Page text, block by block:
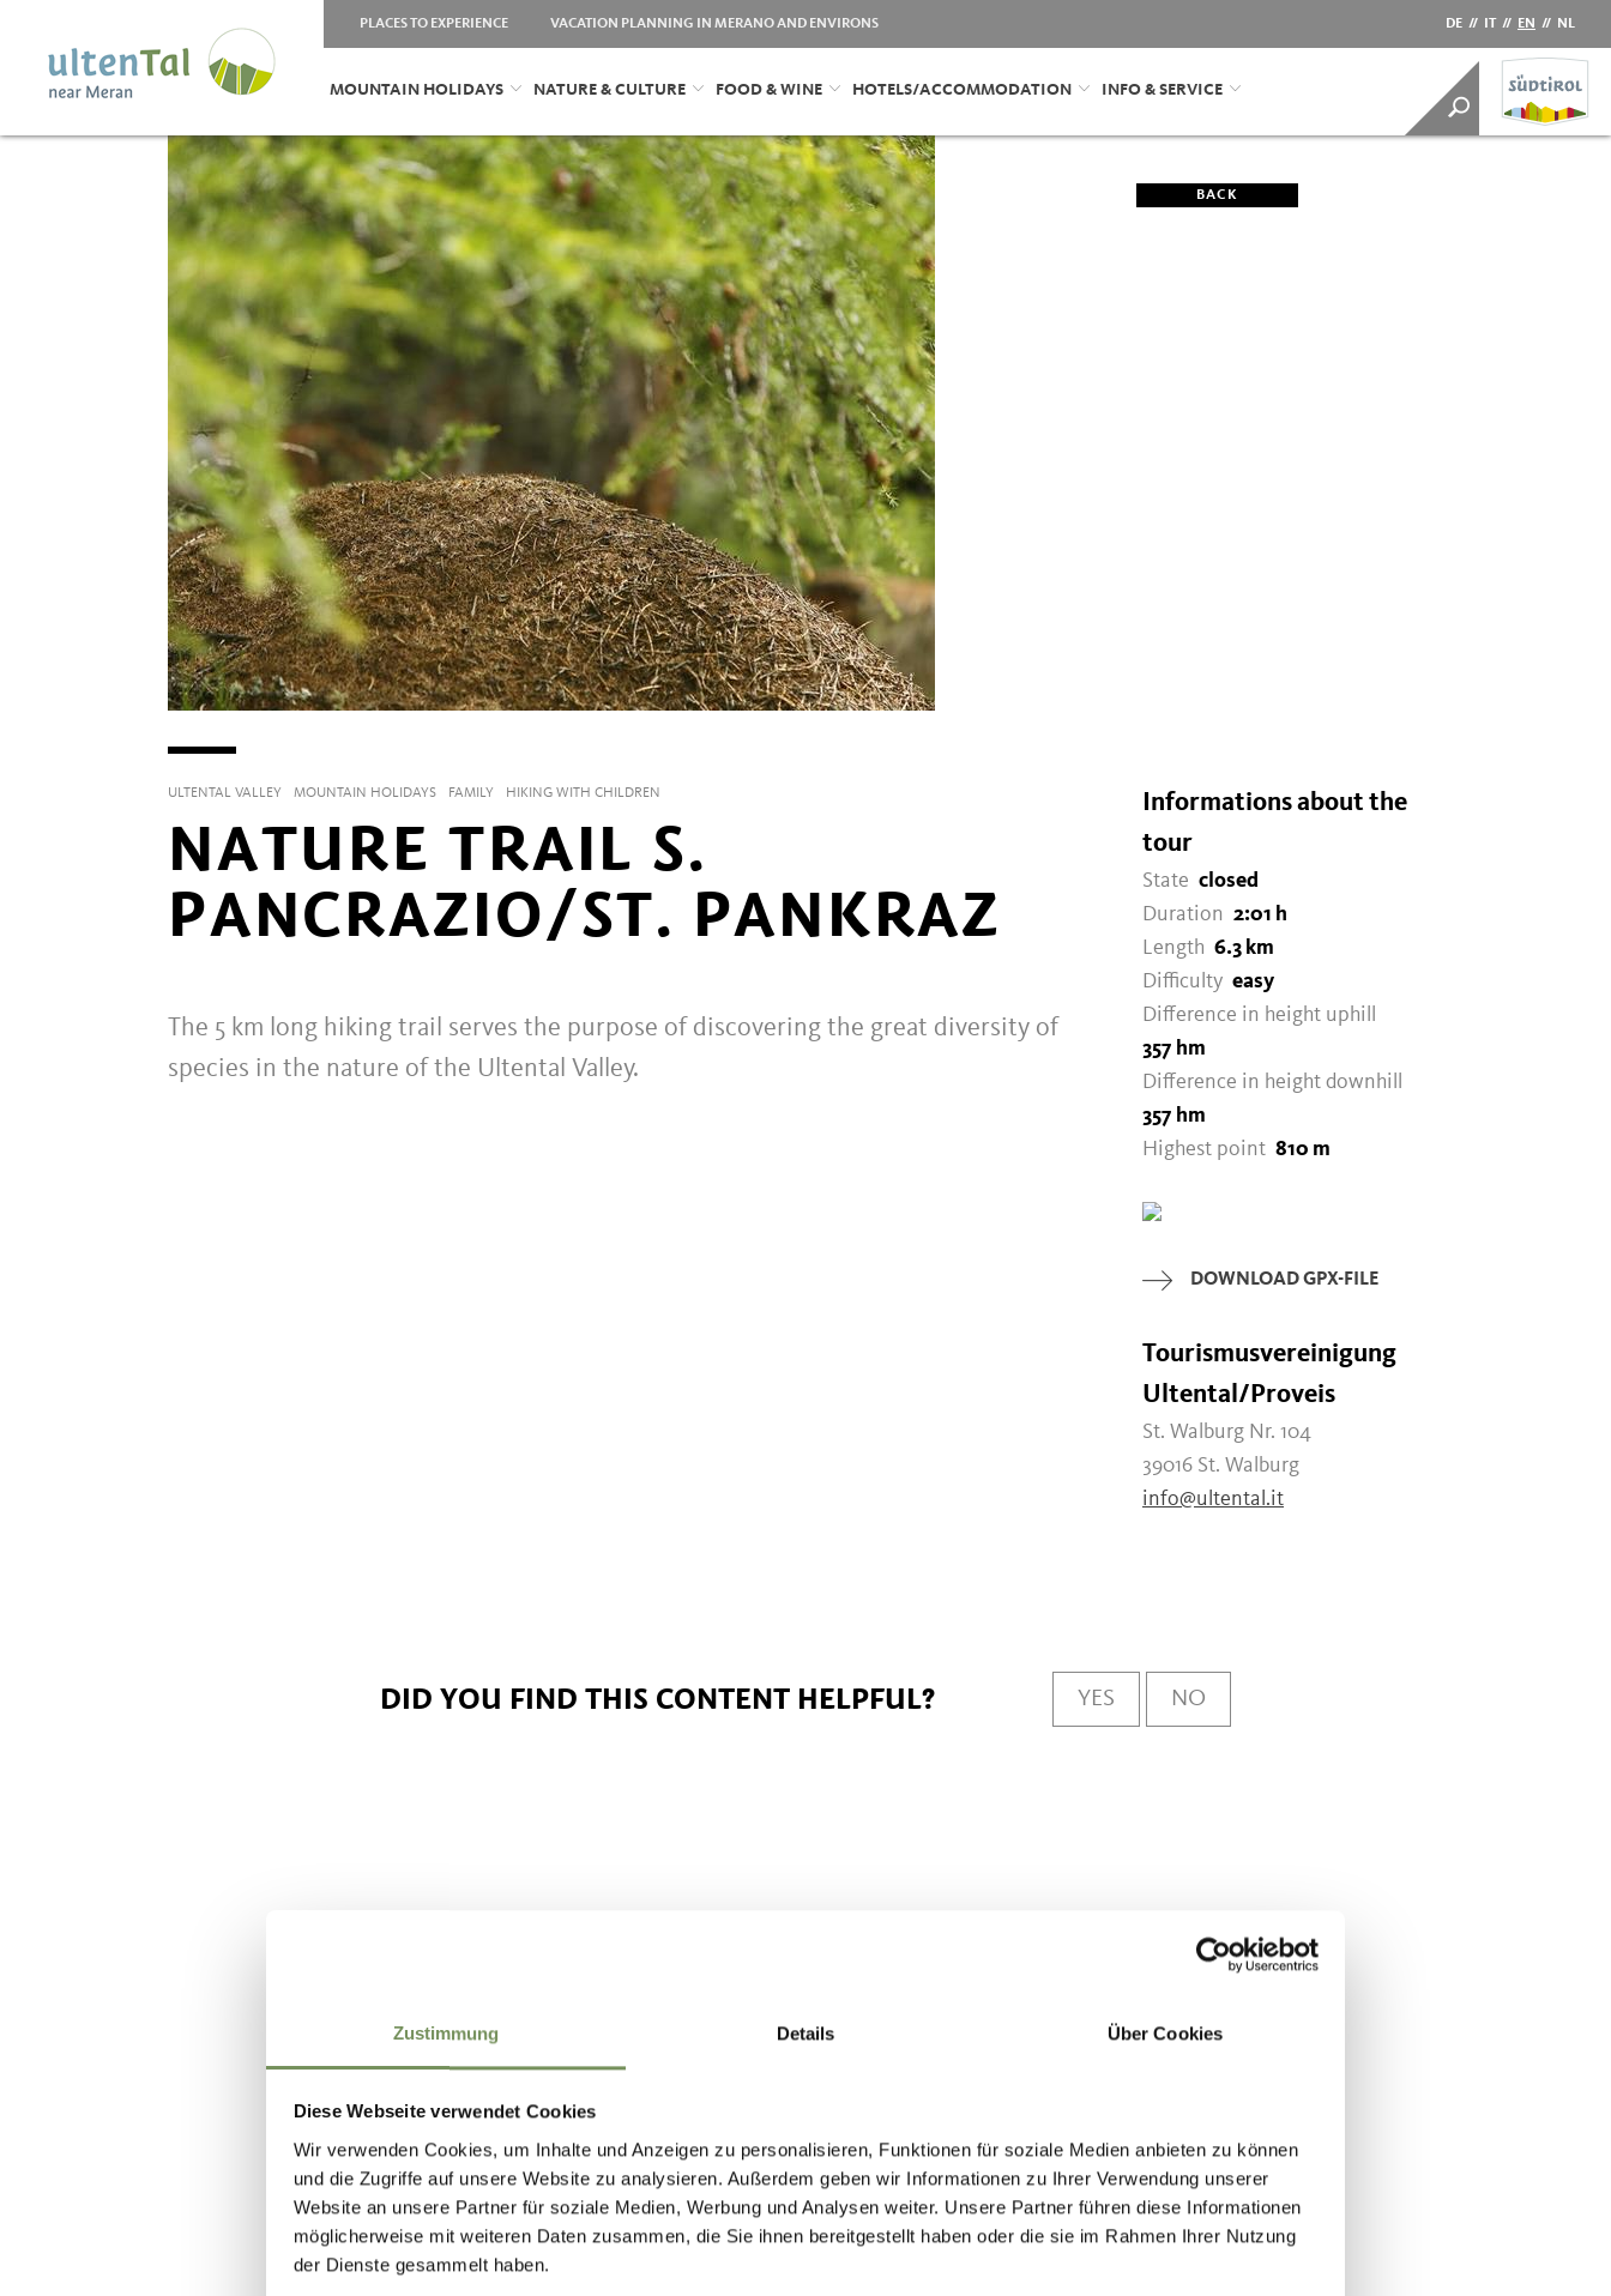
Zustimmung Details Über Cookies
Diese Webseite verwendet Cookies
Wir verwenden Cookies, um Inhalte und Anzeigen zu personalisieren, Funktionen für soziale Medien anbieten zu können
und die Zugriffe auf unsere Website zu analysieren. Außerdem geben wir Informationen zu Ihrer Verwendung unserer
Website an unsere Partner für soziale Medien, Werbung und Analysen weiter. Unsere Partner führen diese Informationen
möglicherweise mit weiteren Daten zusammen, die Sie ihnen bereitgestellt haben oder die sie im Rahmen Ihrer Nutzung
der Dienste gesammelt haben.
PLACES TO EXPERIENCE VACATION PLANNING IN MERANO AND ENVIRONS DE // IT // EN // NL
MOUNTAIN HOLIDAYS NATURE & CULTURE FOOD & WINE HOTELS/ACCOMMODATION INFO & SERVICE
BACK
ULTENTAL VALLEY MOUNTAIN HOLIDAYS FAMILY HIKING WITH CHILDREN
NATURE TRAIL S.
PANCRAZIO/ST. PANKRAZ
The 5 km long hiking trail serves the purpose of discovering the great diversity of
species in the nature of the Ultental Valley.
Informations about the
tour
State closed
Duration 2:01 h
Length 6.3 km
Difficulty easy
Difference in height uphill
357 hm
Difference in height downhill
357 hm
Highest point 810 m
DOWNLOAD GPX-FILE
Tourismusvereinigung
Ultental/Proveis
St. Walburg Nr. 104
39016 St. Walburg
info@ultental.it
DID YOU FIND THIS CONTENT HELPFUL? YES NO